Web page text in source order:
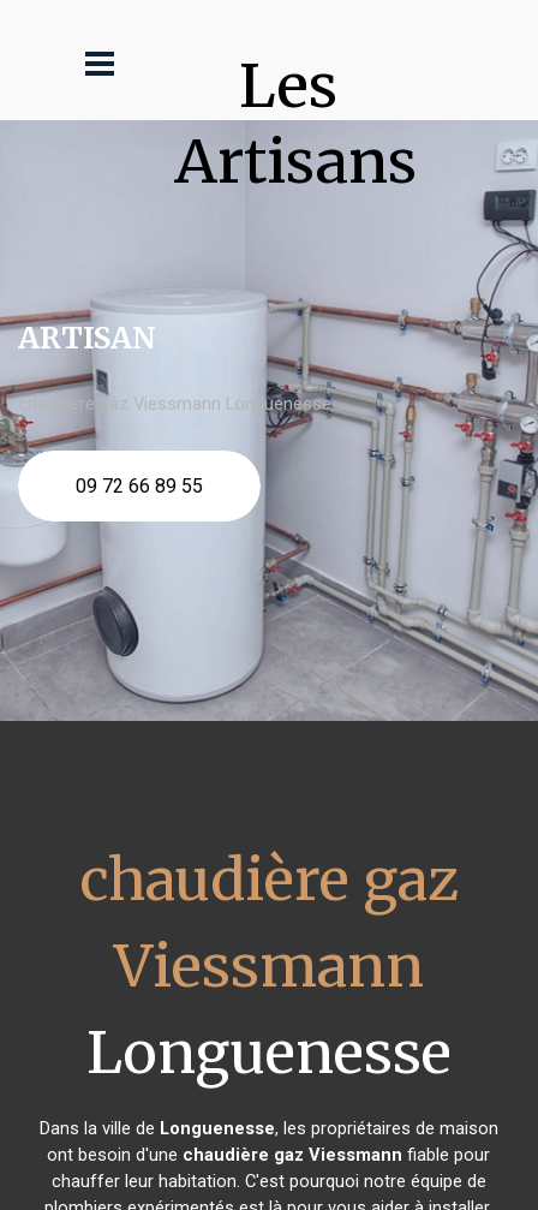
Les
Artisans
ARTISAN
chaudière gaz Viessmann Longuenesse
09 72 66 89 55
chaudière gaz
Viessmann
Longuenesse
Dans la ville de Longuenesse, les propriétaires de maison
ont besoin d'une chaudière gaz Viessmann fiable pour
chauffer leur habitation. C'est pourquoi notre équipe de